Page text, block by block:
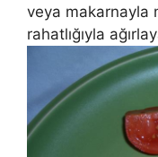
veya makarnayla
rahatlığıyla